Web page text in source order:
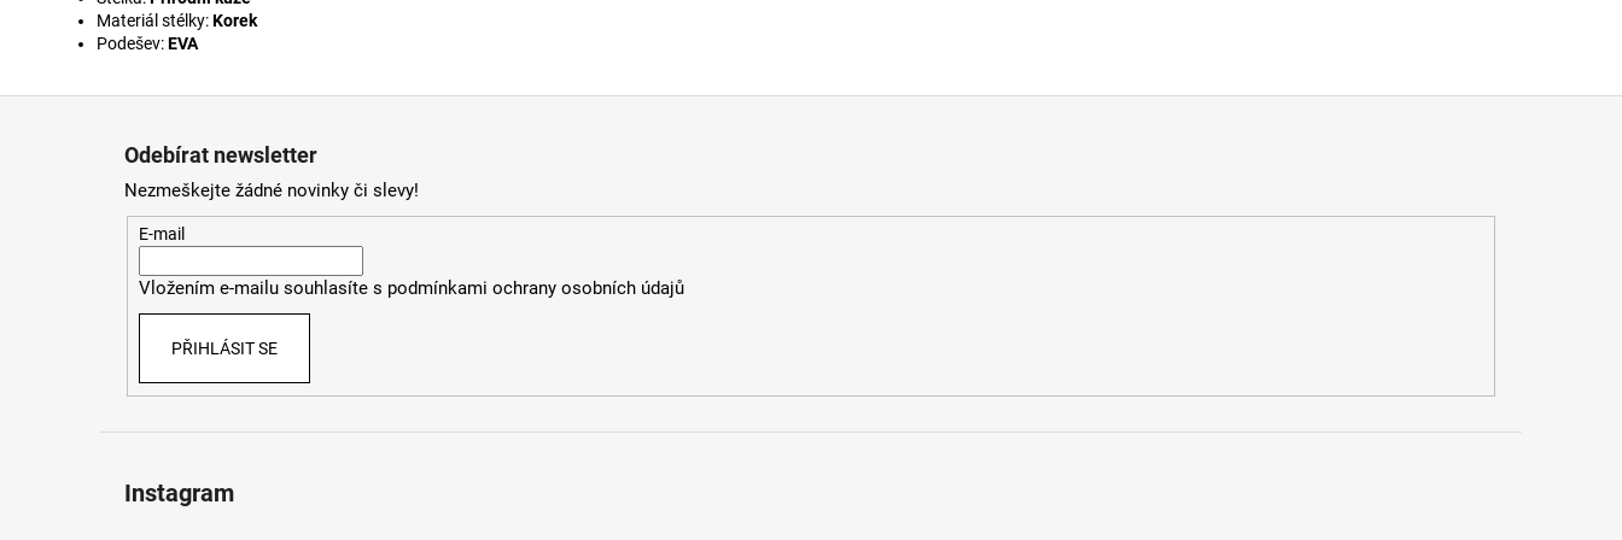
Materiál stélky:Korek
Podešev:EVA
Odebírat newsletter
Nezmeškejte žádné novinky či slevy!
E-mail
Vložením e-mailu souhlasíte s podmínkami ochrany osobních údajů
PŘIHLÁSIT SE
Instagram